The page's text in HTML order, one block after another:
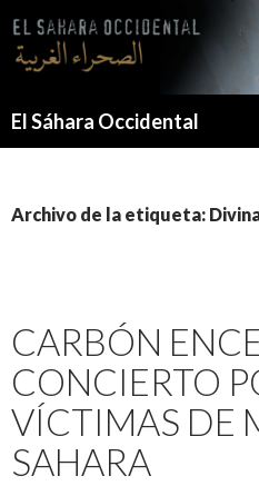
contenido
El Sáhara Occidental
Archivo de la etiqueta:
CARBÓN
CONCIERTO
VÍCTIMAS DE
SAHARA